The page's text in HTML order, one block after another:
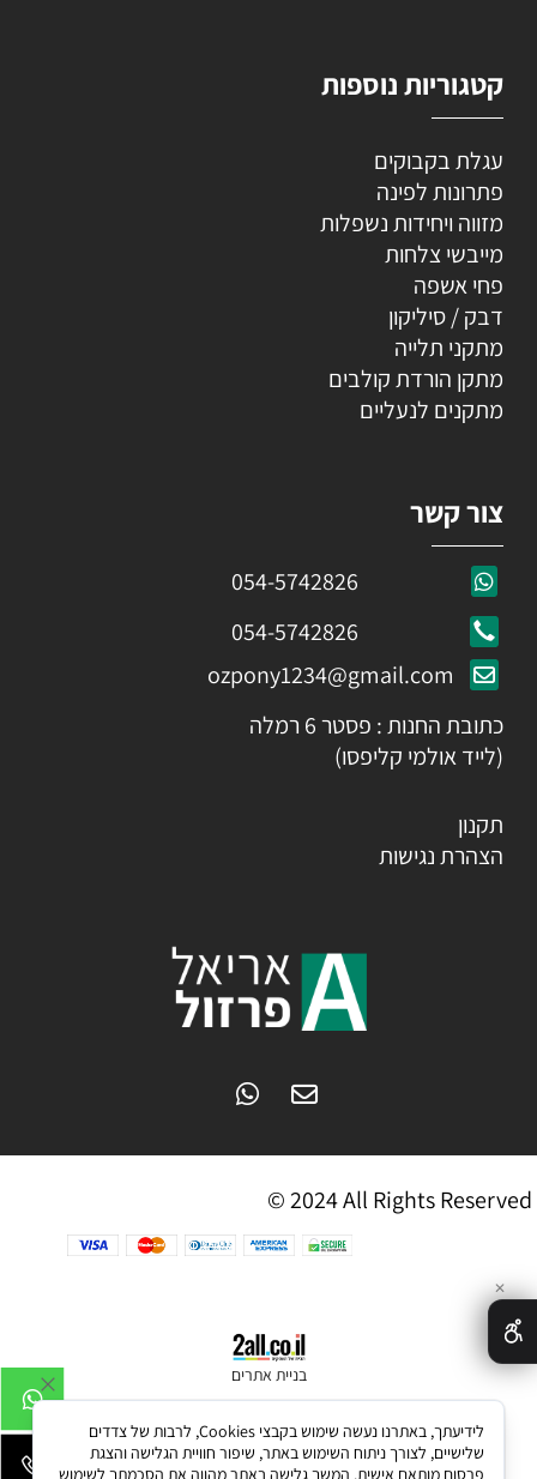
קטגוריות נוספות
עגלת בקבוקים
פתרונות לפינה
מזווה ויחידות נשפלות
מייבשי צלחות
פחי אשפה
דבק / סיליקון
מתקני תלייה
מתקן הורדת קולבים
מתקנים לנעליים
צור קשר
054-5742826
054-5742826
ozpony1234@gmail.com
כתובת החנות : פסטר 6 רמלה
(לייד אולמי קליפסו)
תקנון
הצהרת נגישות
© 2024 All Rights Reserved
בניית אתרים
✕
לידיעתך, באתרנו נעשה שימוש בקבצי Cookies, לרבות של צדדים
שלישיים, לצורך ניתוח השימוש באתר, שיפור חוויית הגלישה והצגת
פרסום מותאם אישית. המשך גלישה באתר מהווה את הסכמתך לשימוש